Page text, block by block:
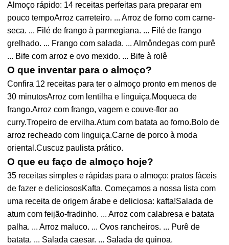
Almoço rápido: 14 receitas perfeitas para preparar em
pouco tempoArroz carreteiro. ... Arroz de forno com carne-
seca. ... Filé de frango à parmegiana. ... Filé de frango
grelhado. ... Frango com salada. ... Almôndegas com purê
... Bife com arroz e ovo mexido. ... Bife à rolê
O que inventar para o almoço?
Confira 12 receitas para ter o almoço pronto em menos de
30 minutosArroz com lentilha e linguiça.Moqueca de
frango.Arroz com frango, vagem e couve-flor ao
curry.Tropeiro de ervilha.Atum com batata ao forno.Bolo de
arroz recheado com linguiça.Carne de porco à moda
oriental.Cuscuz paulista prático.
O que eu faço de almoço hoje?
35 receitas simples e rápidas para o almoço: pratos fáceis
de fazer e deliciososKafta. Começamos a nossa lista com
uma receita de origem árabe e deliciosa: kafta!Salada de
atum com feijão-fradinho. ... Arroz com calabresa e batata
palha. ... Arroz maluco. ... Ovos rancheiros. ... Purê de
batata. ... Salada caesar. ... Salada de quinoa.